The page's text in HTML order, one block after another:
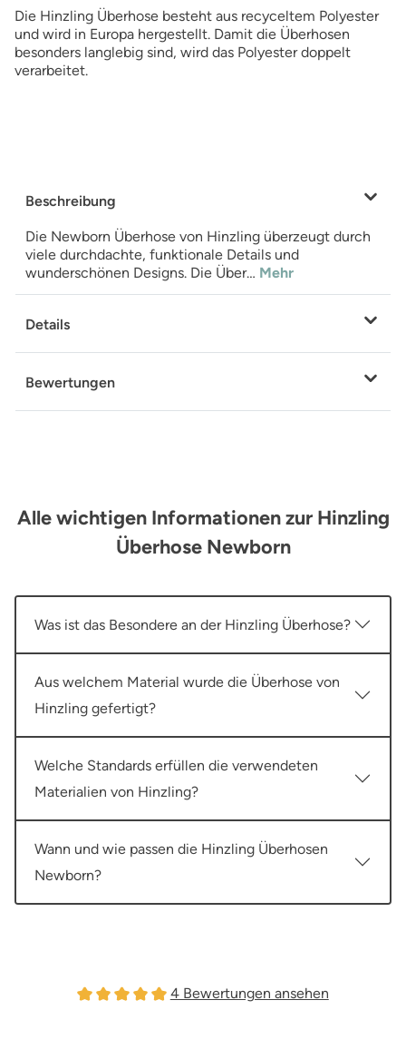
Die Hinzling Überhose besteht aus recyceltem Polyester
und wird in Europa hergestellt. Damit die Überhosen
besonders langlebig sind, wird das Polyester doppelt
verarbeitet.
Beschreibung
Die Newborn Überhose von Hinzling überzeugt durch
viele durchdachte, funktionale Details und
wunderschönen Designs. Die Über… Mehr
Details
Bewertungen
Alle wichtigen Informationen zur Hinzling
Überhose Newborn
Was ist das Besondere an der Hinzling Überhose?
Aus welchem Material wurde die Überhose von
Hinzling gefertigt?
Welche Standards erfüllen die verwendeten
Materialien von Hinzling?
Wann und wie passen die Hinzling Überhosen
Newborn?
4 Bewertungen ansehen